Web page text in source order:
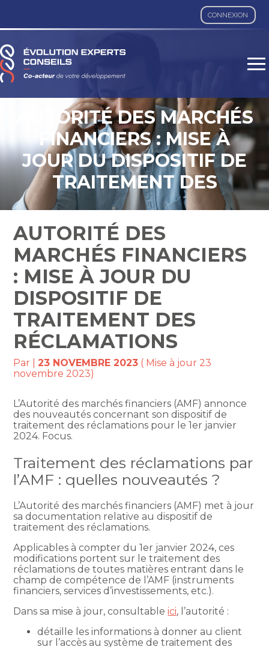
CONNEXION
Aller
au
AUTORITÉ DES MARCHÉS
FINANCIERS : MISE À
JOUR DU DISPOSITIF DE
TRAITEMENT DES
RÉCLAMATIONS
AUTORITÉ DES
MARCHÉS FINANCIERS
: MISE À JOUR DU
DISPOSITIF DE
TRAITEMENT DES
RÉCLAMATIONS
Par |23 NOVEMBRE 2023 ( Mise à jour 23
novembre 2023)
L’Autorité des marchés financiers (AMF) annonce
des nouveautés concernant son dispositif de
traitement des réclamations pour le 1er janvier
2024. Focus.
Traitement des réclamations par
l’AMF : quelles nouveautés ?
L’Autorité des marchés financiers (AMF) met à jour
sa documentation relative au dispositif de
traitement des réclamations.
Applicables à compter du 1er janvier 2024, ces
modifications portent sur le traitement des
réclamations de toutes matières entrant dans le
champ de compétence de l’AMF (instruments
financiers, services d’investissements, etc.).
Dans sa mise à jour, consultableici, l’autorité :
détaille les informations à donner au client
sur l’accès au système de traitement des